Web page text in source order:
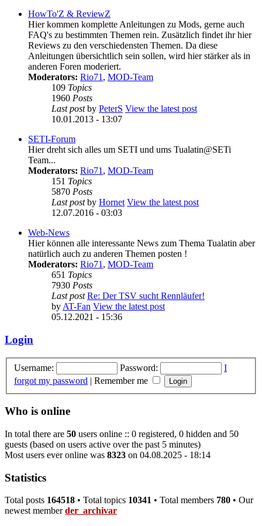
HowTo'Z & ReviewZ
Hier kommen komplette Anleitungen zu Mods, gerne auch
FAQ's zu bestimmten Themen rein. Zusätzlich findet ihr hier
Reviews zu den verschiedensten Themen. Da diese
Anleitungen übersichtlich sein sollen, wird hier stärker als in
anderen Foren moderiert.
Moderators: Rio71, MOD-Team
109 Topics
1960 Posts
Last postby PeterS View the latest post
10.01.2013 - 13:07
SETI-Forum
Hier dreht sich alles um SETI und ums Tualatin@SETi
Team...
Moderators: Rio71, MOD-Team
151 Topics
5870 Posts
Last postby Hornet View the latest post
12.07.2016 - 03:03
Web-News
Hier können alle interessante News zum Thema Tualatin aber
natürlich auch zu anderen Themen posten !
Moderators: Rio71, MOD-Team
651 Topics
7930 Posts
Last post Re: Der TSV sucht Rennläufer!
byAT-Fan View the latest post
05.12.2021 - 15:36
Login
Username: Password:
I
forgot my password | Remember me
Who is online
In total there are 50 users online :: 0 registered, 0 hidden and 50
guests (based on users active over the past 5 minutes)
Most users ever online was 8323 on 04.08.2025 - 18:14
Statistics
Total posts 164518 • Total topics 10341 • Total members 780 • Our
newest memberder_archivar